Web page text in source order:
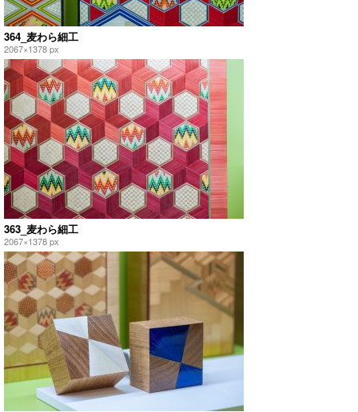
364_麦わら細工
2067×1378 px
363_麦わら細工
2067×1378 px